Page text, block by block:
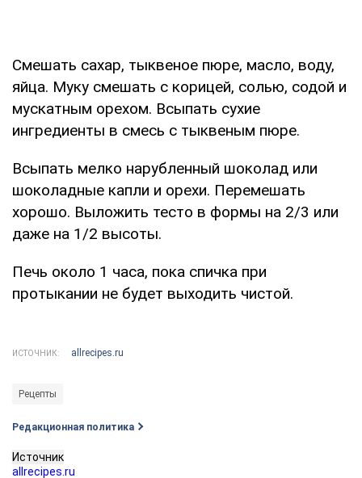
Смешать сахар, тыквеное пюре, масло, воду,
яйца. Муку смешать с корицей, солью, содой и
мускатным орехом. Всыпать сухие
ингредиенты в смесь с тыквеным пюре.
Всыпать мелко нарубленный шоколад или
шоколадные капли и орехи. Перемешать
хорошо. Выложить тесто в формы на 2/3 или
даже на 1/2 высоты.
Печь около 1 часа, пока спичка при
протыкании не будет выходить чистой.
ИСТОЧНИК: allrecipes.ru
Рецепты
Редакционная политика
Источник
allrecipes.ru